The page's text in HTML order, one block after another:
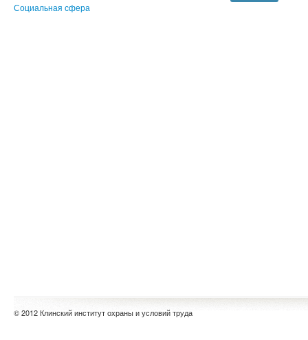
Социальная сфера
© 2012 Клинский институт охраны и условий труда